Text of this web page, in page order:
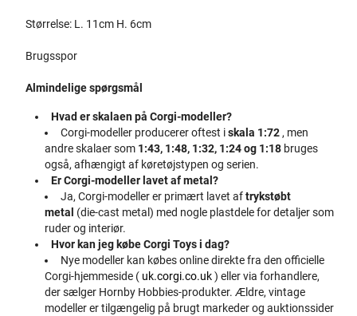
Størrelse: L. 11cm H. 6cm
Brugsspor
Almindelige spørgsmål
Hvad er skalaen på Corgi-modeller?
Corgi-modeller producerer oftest iskala 1:72, men
andre skalaer som 1:43, 1:48, 1:32, 1:24 og 1:18 bruges
også, afhængigt af køretøjstypen og serien.
Er Corgi-modeller lavet af metal?
Ja, Corgi-modeller er primært lavet aftrykstøbt
metal (die-cast metal) med nogle plastdele for detaljer som
ruder og interiør.
Hvor kan jeg købe Corgi Toys i dag?
Nye modeller kan købes online direkte fra den officielle
Corgi-hjemmeside ( uk.corgi.co.uk) eller via forhandlere,
der sælger Hornby Hobbies-produkter. Ældre, vintage
modeller er tilgængelig på brugt markeder og auktionssider